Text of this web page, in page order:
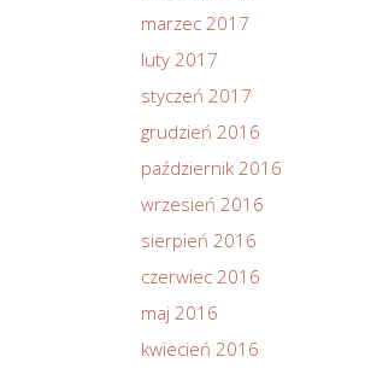
marzec 2017
luty 2017
styczeń 2017
grudzień 2016
październik 2016
wrzesień 2016
sierpień 2016
czerwiec 2016
maj 2016
kwiecień 2016